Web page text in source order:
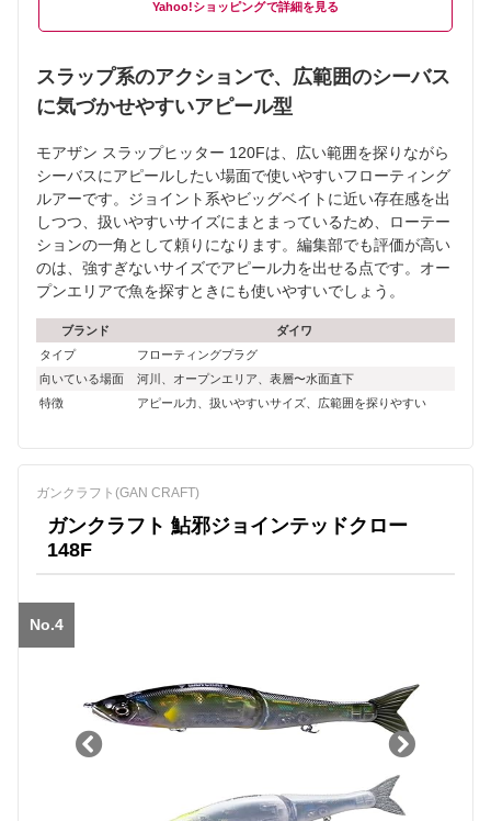
Yahoo!ショッピング
スラップ系のアクションで、広範囲のシーバス
に気づかせやすいアピール型
モアザン スラップヒッター 120Fは、広い範囲を探りながら
シーバスにアピールしたい場面で使いやすいフローティング
ルアーです。ジョイント系やビッグベイトに近い存在感を出
しつつ、扱いやすいサイズにまとまっているため、ローテー
ションの一角として頼りになります。編集部でも評価が高い
のは、強すぎないサイズでアピール力を出せる点です。オー
プンエリアで魚を探すときにも使いやすいでしょう。
ブランド
ダイワ
タイプ
フローティングプラグ
向いている場面
河川、オープンエリア、表層〜水面直下
特徴
アピール力、扱いやすいサイズ、広範囲を探りやすい
ガンクラフト(GAN CRAFT)
ガンクラフト 鮎邪ジョインテッドクロー
148F
No.4